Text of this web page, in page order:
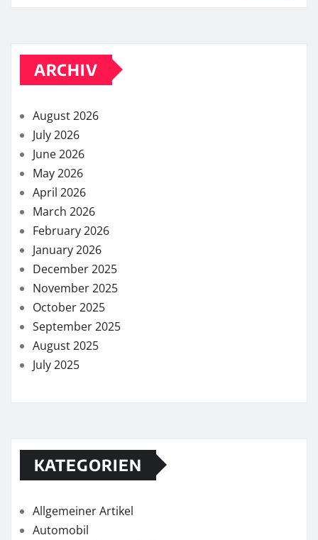
ARCHIV
August 2026
July 2026
June 2026
May 2026
April 2026
March 2026
February 2026
January 2026
December 2025
November 2025
October 2025
September 2025
August 2025
July 2025
KATEGORIEN
Allgemeiner Artikel
Automobil